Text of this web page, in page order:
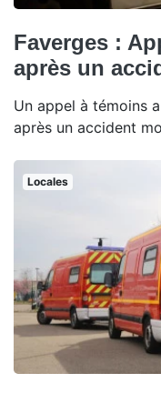
Faverges :
après un
Un appel à témoins
après un accident
Locales